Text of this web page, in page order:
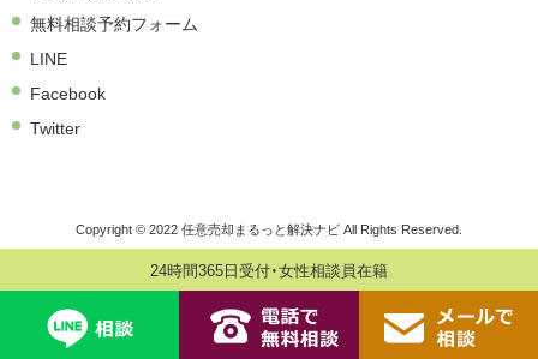
無料相談予約フォーム
LINE
Facebook
Twitter
Copyright © 2022 任意売却まるっと解決ナビ All Rights Reserved.
24時間365日受付・女性相談員在籍